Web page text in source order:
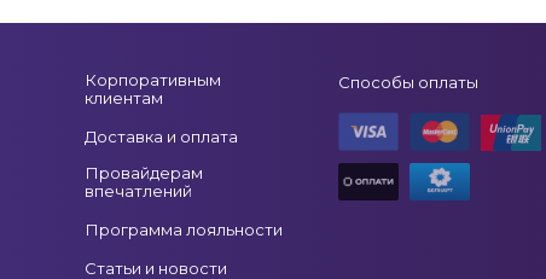
Корпоративным
клиентам
Доставка и оплата
Провайдерам
впечатлений
Программа лояльности
Статьи и новости
Способы оплаты